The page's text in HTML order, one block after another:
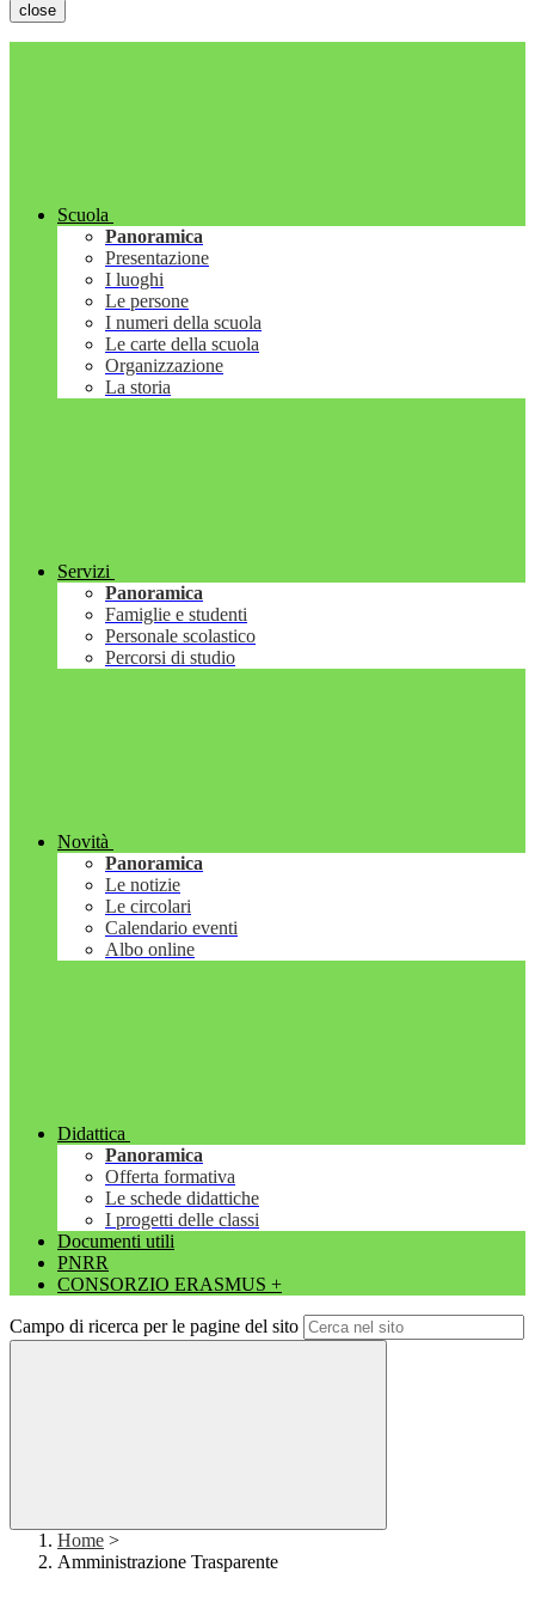
close
Scuola
Panoramica
Presentazione
I luoghi
Le persone
I numeri della scuola
Le carte della scuola
Organizzazione
La storia
Servizi
Panoramica
Famiglie e studenti
Personale scolastico
Percorsi di studio
Novità
Panoramica
Le notizie
Le circolari
Calendario eventi
Albo online
Didattica
Panoramica
Offerta formativa
Le schede didattiche
I progetti delle classi
Documenti utili
PNRR
CONSORZIO ERASMUS +
Campo di ricerca per le pagine del sito
Home >
Amministrazione Trasparente